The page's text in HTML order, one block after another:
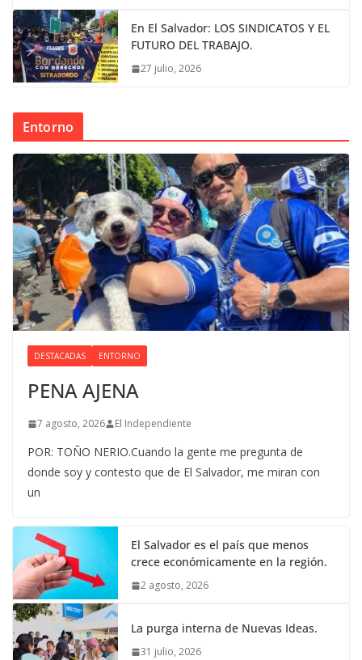
En El Salvador: LOS SINDICATOS Y EL
FUTURO DEL TRABAJO.
27 julio, 2026
Entorno
DESTACADAS ENTORNO
PENA AJENA
7 agosto, 2026 El Independiente
POR: TOÑO NERIO.Cuando la gente me pregunta de
donde soy y contesto que de El Salvador, me miran con
un
El Salvador es el país que menos
crece económicamente en la región.
2 agosto, 2026
La purga interna de Nuevas Ideas.
31 julio, 2026